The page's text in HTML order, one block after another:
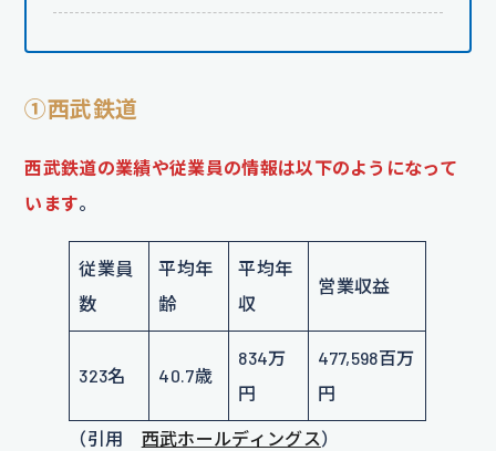
①西武鉄道
西武鉄道の業績や従業員の情報は以下のようになって
います。
従業員
数
平均年
齢
平均年
収
営業収益
323名 40.7歳
834万
円
477,598百万
円
（引用 西武ホールディングス）